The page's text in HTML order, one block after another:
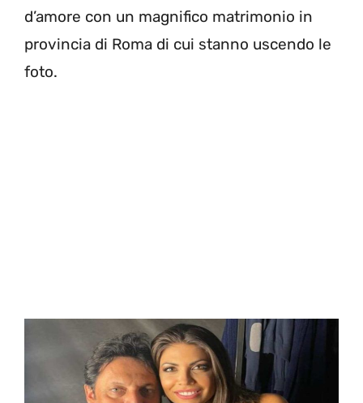
d’amore con un magnifico matrimonio in
provincia di Roma di cui stanno uscendo le
foto.